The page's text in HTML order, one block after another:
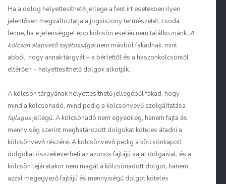
Ha a dolog helyettesíthető jellege a fent írt esetekben ilyen
jelentősen megváltoztatja a jogviszony természetét, csoda
lenne, ha e jelenséggel épp kölcsön esetén nem találkoznánk. A
kölcsön alapvető sajátosságainem másból fakadnak, mint
abból, hogy annak tárgyát – a bérlettől és a haszonkölcsöntől
eltérően – helyettesíthető dolgok alkotják.
A kölcsön tárgyának helyettesíthető jellegéből fakad, hogy
mind a kölcsönadó, mind pedig a kölcsönvevő szolgáltatása
fajlagosjellegű. A kölcsönadó nem egyedileg, hanem fajta és
mennyiség szerint meghatározott dolgokat köteles átadni a
kölcsönvevő részére. A kölcsönvevő pedig a kölcsönkapott
dolgokat összekeverheti az azonos fajtájú saját dolgaival, és a
kölcsön lejáratakor nem magát a kölcsönadott dolgot, hanem
azzal megegyező fajtájú és mennyiségű dolgot köteles